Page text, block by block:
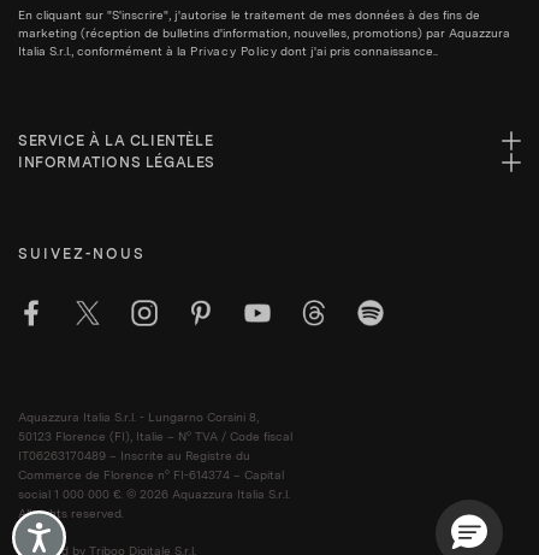
Accessibility
En cliquant sur "S'inscrire", j'autorise le traitement de mes données à des fins de
marketing (réception de bulletins d'information, nouvelles, promotions) par Aquazzura
Italia S.r.l., conformément à la Privacy Policy dont j'ai pris connaissance..
SERVICE À LA CLIENTÈLE
INFORMATIONS LÉGALES
SUIVEZ-NOUS
Aquazzura Italia S.r.l. - Lungarno Corsini 8,
50123 Florence (FI), Italie – N° TVA / Code fiscal
IT06263170489 – Inscrite au Registre du
Commerce de Florence n° FI-614374 – Capital
social 1 000 000 €. © 2026 Aquazzura Italia S.r.l.
All rights reserved.
Powered by Triboo Digitale S.r.l.